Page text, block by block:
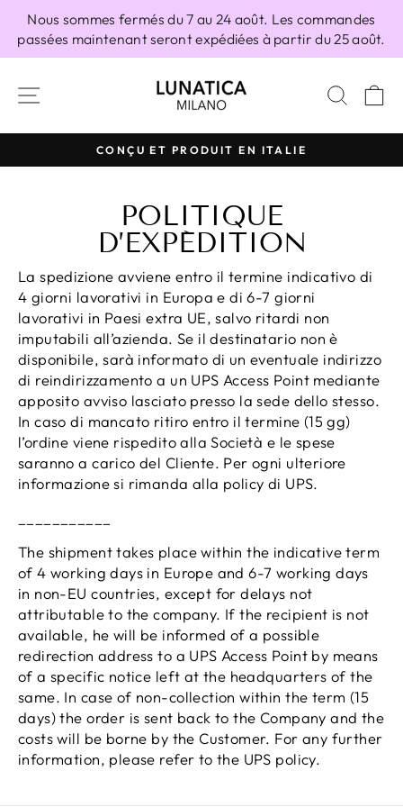
contenu
Nous sommes fermés du 7 au 24 août. Les commandes
passées maintenant seront expédiées à partir du 25 août.
Diaporama
CONÇU ET PRODUIT EN ITALIE
POLITIQUE
D’EXPÉDITION
La spedizione avviene entro il termine indicativo di
4 giorni lavorativi in Europa e di 6-7 giorni
lavorativi in Paesi extra UE, salvo ritardi non
imputabili all’azienda. Se il destinatario non è
disponibile, sarà informato di un eventuale indirizzo
di reindirizzamento a un UPS Access Point mediante
apposito avviso lasciato presso la sede dello stesso.
In caso di mancato ritiro entro il termine (15 gg)
l’ordine viene rispedito alla Società e le spese
saranno a carico del Cliente. Per ogni ulteriore
informazione si rimanda alla policy di UPS.
The shipment takes place within the indicative term
of 4 working days in Europe and 6-7 working days
in non-EU countries, except for delays not
attributable to the company. If the recipient is not
available, he will be informed of a possible
redirection address to a UPS Access Point by means
of a specific notice left at the headquarters of the
same. In case of non-collection within the term (15
days) the order is sent back to the Company and the
costs will be borne by the Customer. For any further
information, please refer to the UPS policy.